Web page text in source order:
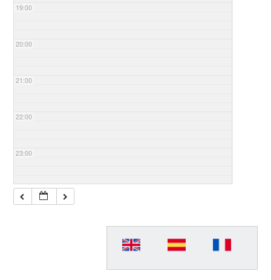
19:00
20:00
21:00
22:00
23:00